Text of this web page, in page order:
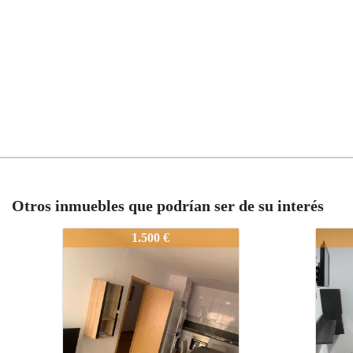
Otros inmuebles que podrían ser de su interés
2029-40172081
2029-40172081